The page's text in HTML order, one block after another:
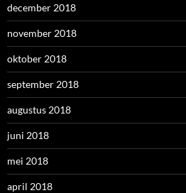
december 2018
november 2018
oktober 2018
september 2018
augustus 2018
juni 2018
mei 2018
april 2018